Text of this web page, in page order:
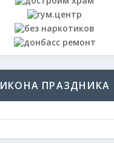
ИКОНА ПРАЗДНИКА